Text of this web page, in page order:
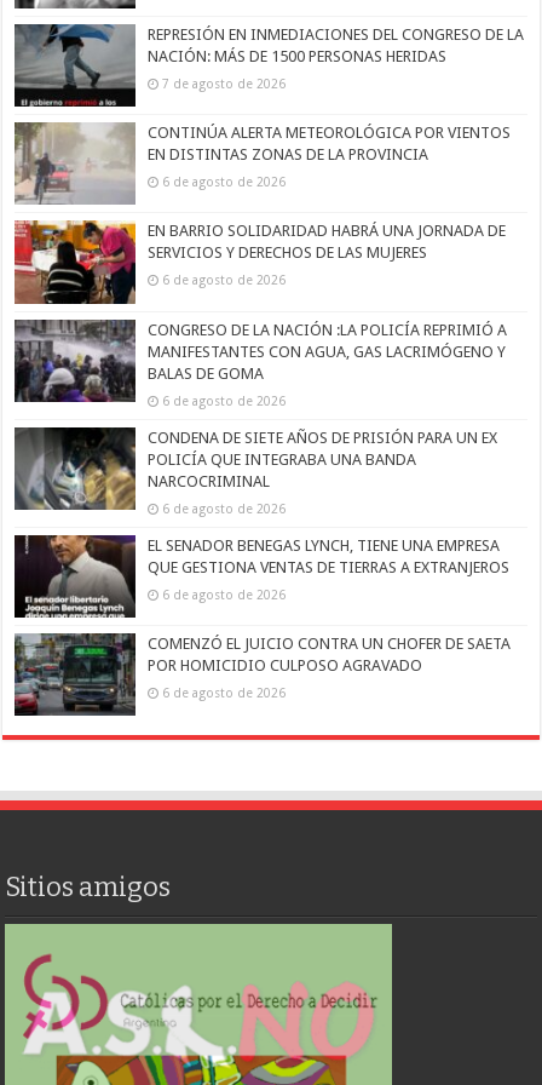
REPRESIÓN EN INMEDIACIONES DEL CONGRESO DE LA
NACIÓN: MÁS DE 1500 PERSONAS HERIDAS
7 de agosto de 2026
CONTINÚA ALERTA METEOROLÓGICA POR VIENTOS
EN DISTINTAS ZONAS DE LA PROVINCIA
6 de agosto de 2026
EN BARRIO SOLIDARIDAD HABRÁ UNA JORNADA DE
SERVICIOS Y DERECHOS DE LAS MUJERES
6 de agosto de 2026
CONGRESO DE LA NACIÓN :LA POLICÍA REPRIMIÓ A
MANIFESTANTES CON AGUA, GAS LACRIMÓGENO Y
BALAS DE GOMA
6 de agosto de 2026
CONDENA DE SIETE AÑOS DE PRISIÓN PARA UN EX
POLICÍA QUE INTEGRABA UNA BANDA
NARCOCRIMINAL
6 de agosto de 2026
EL SENADOR BENEGAS LYNCH, TIENE UNA EMPRESA
QUE GESTIONA VENTAS DE TIERRAS A EXTRANJEROS
6 de agosto de 2026
COMENZÓ EL JUICIO CONTRA UN CHOFER DE SAETA
POR HOMICIDIO CULPOSO AGRAVADO
6 de agosto de 2026
Sitios amigos